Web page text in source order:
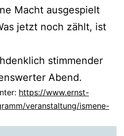
Macht ausgespielt
jetzt noch zählt, ist
stimmender
Abend.
https://www.ernst-
veranstaltung/ismene-